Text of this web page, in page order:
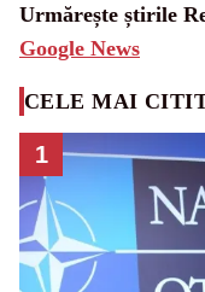
Urmărește știrile
Google News
CELE MAI
1